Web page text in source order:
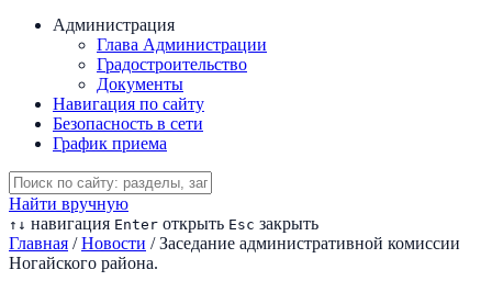
Администрация
Глава Администрации
Градостроительство
Документы
Навигация по сайту
Безопасность в сети
График приема
Найти вручную
↑ ↓ навигация Enter открыть Esc закрыть
Главная / Новости / Заседание административной комиссии
Ногайского района.